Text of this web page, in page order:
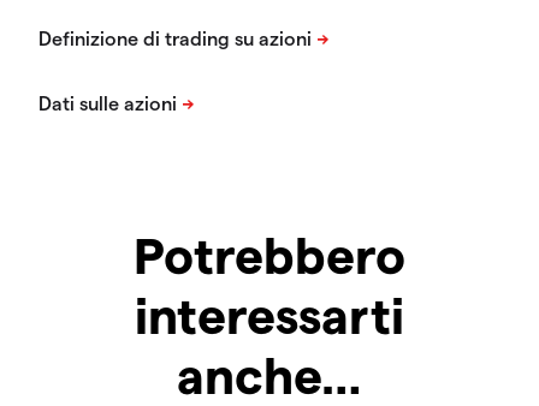
Potrebbero
interessarti
anche…